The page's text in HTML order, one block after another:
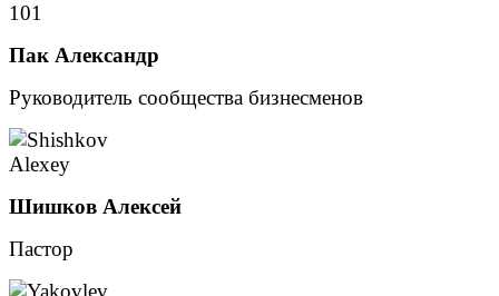
Пак Александр
Руководитель сообщества бизнесменов
Шишков Алексей
Пастор